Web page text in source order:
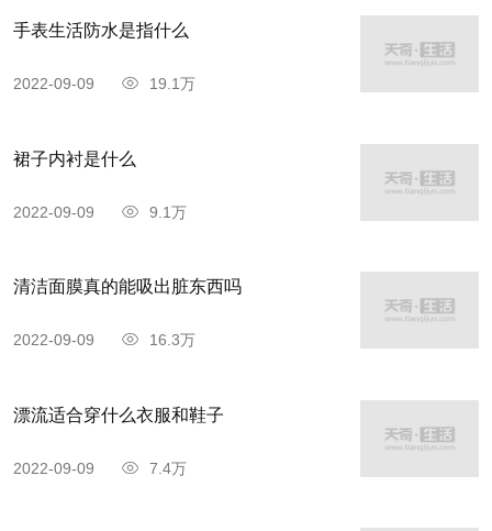
手表生活防水是指什么
2022-09-09 19.1万
裙子内衬是什么
2022-09-09 9.1万
清洁面膜真的能吸出脏东西吗
2022-09-09 16.3万
漂流适合穿什么衣服和鞋子
2022-09-09 7.4万